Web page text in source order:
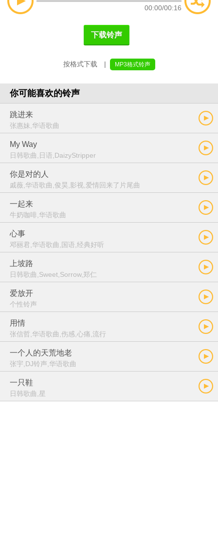
00:00/00:16
下载铃声
按格式下载 | MP3格式铃声
你可能喜欢的铃声
跳进来
张惠妹,华语歌曲
My Way
日韩歌曲,日语,DaizyStripper
你是对的人
戚薇,华语歌曲,俊昊,影视,爱情回来了片尾曲
一起来
牛奶咖啡,华语歌曲
心事
邓丽君,华语歌曲,国语,经典好听
上坡路
日韩歌曲,Sweet,Sorrow,郑仁
爱放开
个性铃声
用情
张信哲,华语歌曲,伤感,心痛,流行
一个人的天荒地老
张宇,DJ铃声,华语歌曲
一只鞋
日韩歌曲,星